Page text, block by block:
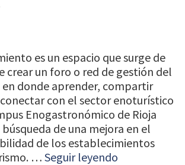
es un espacio que surge de
crear un foro o red de gestión del
donde aprender, compartir
con el sector enoturístico
Enogastronómico de Rioja
de una mejora en el
de los establecimientos
… Seguir leyendo